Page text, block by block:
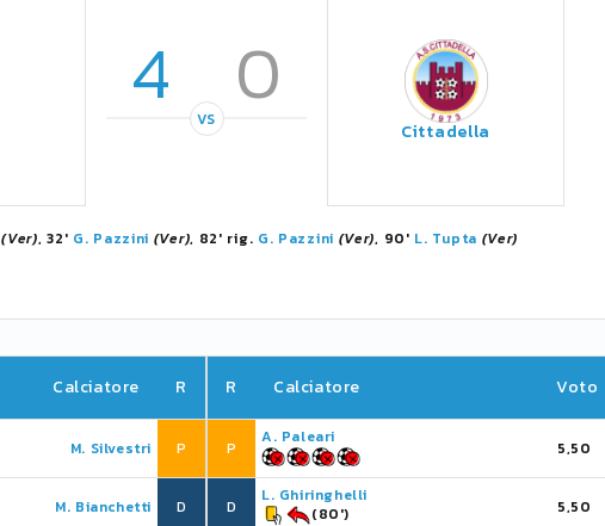
4 0
VS Cittadella
(Ver), 32' G. Pazzini (Ver), 82' rig. G. Pazzini (Ver), 90' L. Tupta (Ver)
Calciatore R
M. Silvestri P
M. Bianchetti D
R Calciatore Voto
P
A. Paleari
5,50
D
L. Ghiringhelli
(80')
5,50